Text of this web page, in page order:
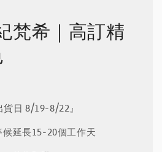
梵希｜高訂精
貨日 8/19-8/22』
延長15-20個工作天